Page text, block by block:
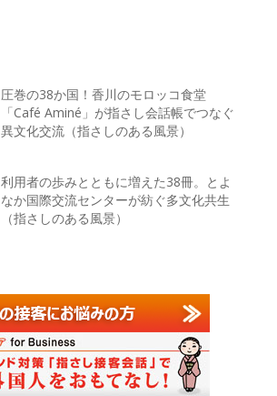
圧巻の38か国！香川のモロッコ食堂
「Café Aminé」が指さし会話帳でつなぐ
異文化交流（指さしのある風景）
利用者の歩みとともに増えた38冊。とよ
なか国際交流センターが紡ぐ多文化共生
（指さしのある風景）